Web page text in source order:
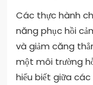
Các thực hành
năng phục hồi
và giảm căng
một môi trường
hiểu biết giữa